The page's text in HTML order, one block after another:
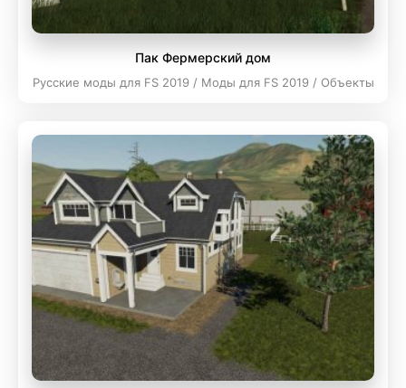
Пак Фермерский дом
Русские моды для FS 2019 / Моды для FS 2019 / Объекты